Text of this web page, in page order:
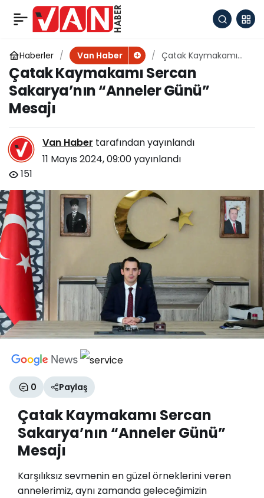
Haberler Van Haber
Çatak Kaymakamı
Sercan Sakarya’nın
“Anneler Günü”
Mesajı
Çatak Kaymakamı Sercan
Sakarya’nın “Anneler Günü”
Mesajı
Van Haber tarafından yayınlandı
11 Mayıs 2024, 09:00yayınlandı
151
0 Paylaş
Çatak Kaymakamı Sercan
Sakarya’nın “Anneler Günü”
Mesajı
Karşılıksız sevmenin en güzel örneklerini veren
annelerimiz, aynı zamanda geleceğimizin
Çatak Belediye Eş
Başkanları’nın 1 Mayıs
mesajı
Paylaş